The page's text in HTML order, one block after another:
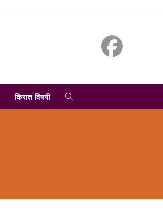
किरात विषयी TOGGLE